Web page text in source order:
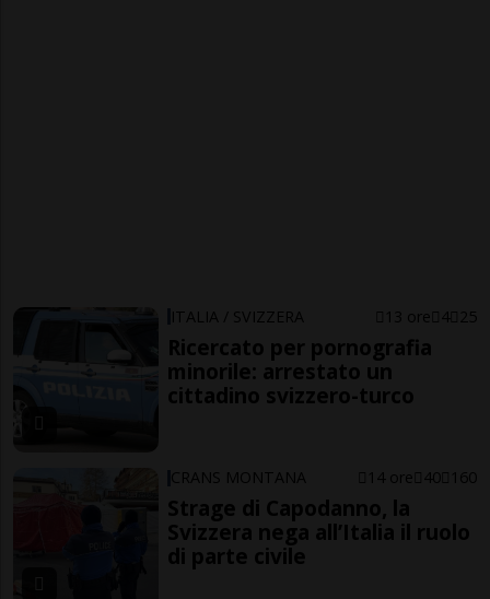
ITALIA / SVIZZERA 13 ore 4 25
Ricercato per pornografia
minorile: arrestato un
cittadino svizzero-turco
CRANS MONTANA 14 ore 40 160
Strage di Capodanno, la
Svizzera nega all’Italia il ruolo
di parte civile